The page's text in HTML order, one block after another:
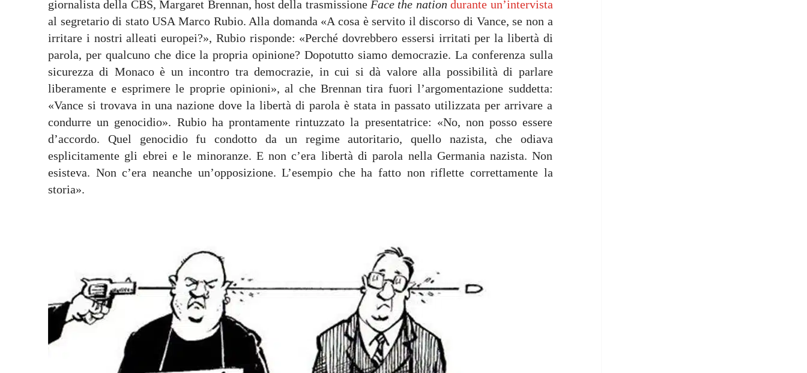
giornalista della CBS, Margaret Brennan, host della trasmissione Face the nation durante un’intervista
al segretario di stato USA Marco Rubio. Alla domanda «A cosa è servito il discorso di Vance, se non a
irritare i nostri alleati europei?», Rubio risponde: «Perché dovrebbero essersi irritati per la libertà di
parola, per qualcuno che dice la propria opinione? Dopotutto siamo democrazie. La conferenza sulla
sicurezza di Monaco è un incontro tra democrazie, in cui si dà valore alla possibilità di parlare
liberamente e esprimere le proprie opinioni», al che Brennan tira fuori l’argomentazione suddetta:
«Vance si trovava in una nazione dove la libertà di parola è stata in passato utilizzata per arrivare a
condurre un genocidio». Rubio ha prontamente rintuzzato la presentatrice: «No, non posso essere
d’accordo. Quel genocidio fu condotto da un regime autoritario, quello nazista, che odiava
esplicitamente gli ebrei e le minoranze. E non c’era libertà di parola nella Germania nazista. Non
esisteva. Non c’era neanche un’opposizione. L’esempio che ha fatto non riflette correttamente la
storia».